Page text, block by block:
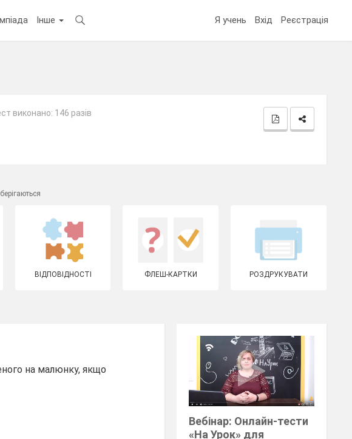
Інше Я учень Вхід Реєстрація
виконано: 146 разів
ВІДПОВІДНОСТІ ФЛЕШ-КАРТКИ РОЗДРУКУВАТИ
на малюнку, якщо
Вебінар: Онлайн-тести
«На Урок» для